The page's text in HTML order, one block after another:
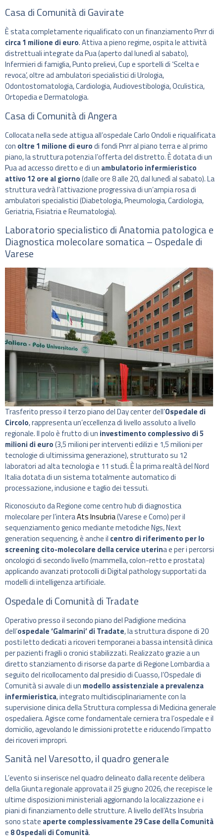
Casa di Comunità di Gavirate
È stata completamente riqualificato con un finanziamento Pnrr di
circa 1 milione di euro. Attiva a pieno regime, ospita le attività
distrettuali integrate da Pua (aperto dal lunedì al sabato),
Infermieri di famiglia, Punto prelievi, Cup e sportelli di ‘Scelta e
revoca’, oltre ad ambulatori specialistici di Urologia,
Odontostomatologia, Cardiologia, Audiovestibologia, Oculistica,
Ortopedia e Dermatologia.
Casa di Comunità di Angera
Collocata nella sede attigua all’ospedale Carlo Ondoli e riqualificata
con oltre 1 milione di eurodi fondi Pnrr al piano terra e al primo
piano, la struttura potenzia l’offerta del distretto. È dotata di un
Pua ad accesso diretto e di un ambulatorio infermieristico
attivo 12 ore al giorno(dalle ore 8 alle 20, dal lunedì al sabato). La
struttura vedrà l’attivazione progressiva di un’ampia rosa di
ambulatori specialistici (Diabetologia, Pneumologia, Cardiologia,
Geriatria, Fisiatria e Reumatologia).
Laboratorio specialistico di Anatomia patologica e
Diagnostica molecolare somatica – Ospedale di
Varese
Trasferito presso il terzo piano del Day center dell’Ospedale di
Circolo, rappresenta un’eccellenza di livello assoluto a livello
regionale. Il polo è frutto di un investimento complessivo di 5
milioni di euro(3,5 milioni per interventi edilizi e 1,5 milioni per
tecnologie di ultimissima generazione), strutturato su 12
laboratori ad alta tecnologia e 11 studi. È la prima realtà del Nord
Italia dotata di un sistema totalmente automatico di
processazione, inclusione e taglio dei tessuti.
Riconosciuto da Regione come centro hub di diagnostica
molecolare per l’interaAts Insubria(Varese e Como) per il
sequenziamento genico mediante metodiche Ngs, Next
generation sequencing, è anche il centro di riferimento per lo
screening cito-molecolare della cervice uterina e per i percorsi
oncologici di secondo livello (mammella, colon-retto e prostata)
applicando avanzati protocolli di Digital pathology supportati da
modelli di intelligenza artificiale.
Ospedale di Comunità di Tradate
Operativo presso il secondo piano del Padiglione medicina
dell’ospedale ‘Galmarini’ di Tradate, la struttura dispone di 20
posti letto dedicati a ricoveri temporanei a bassa intensità clinica
per pazienti fragili o cronici stabilizzati. Realizzato grazie a un
diretto stanziamento di risorse da parte di Regione Lombardia a
seguito del ricollocamento dal presidio di Cuasso, l’Ospedale di
Comunità si avvale di un modello assistenziale a prevalenza
infermieristica, integrato multidisciplinariamente con la
supervisione clinica della Struttura complessa di Medicina generale
ospedaliera. Agisce come fondamentale cerniera tra l’ospedale e il
domicilio, agevolando le dimissioni protette e riducendo l’impatto
dei ricoveri impropri.
Sanità nel Varesotto, il quadro generale
L’evento si inserisce nel quadro delineato dalla recente delibera
della Giunta regionale approvata il 25 giugno 2026, che recepisce le
ultime disposizioni ministeriali aggiornando la localizzazione e i
piani di finanziamento delle strutture. A livello dell’Ats Insubria
sono state aperte complessivamente 29 Case della Comunità
e 8 Ospedali di Comunità.